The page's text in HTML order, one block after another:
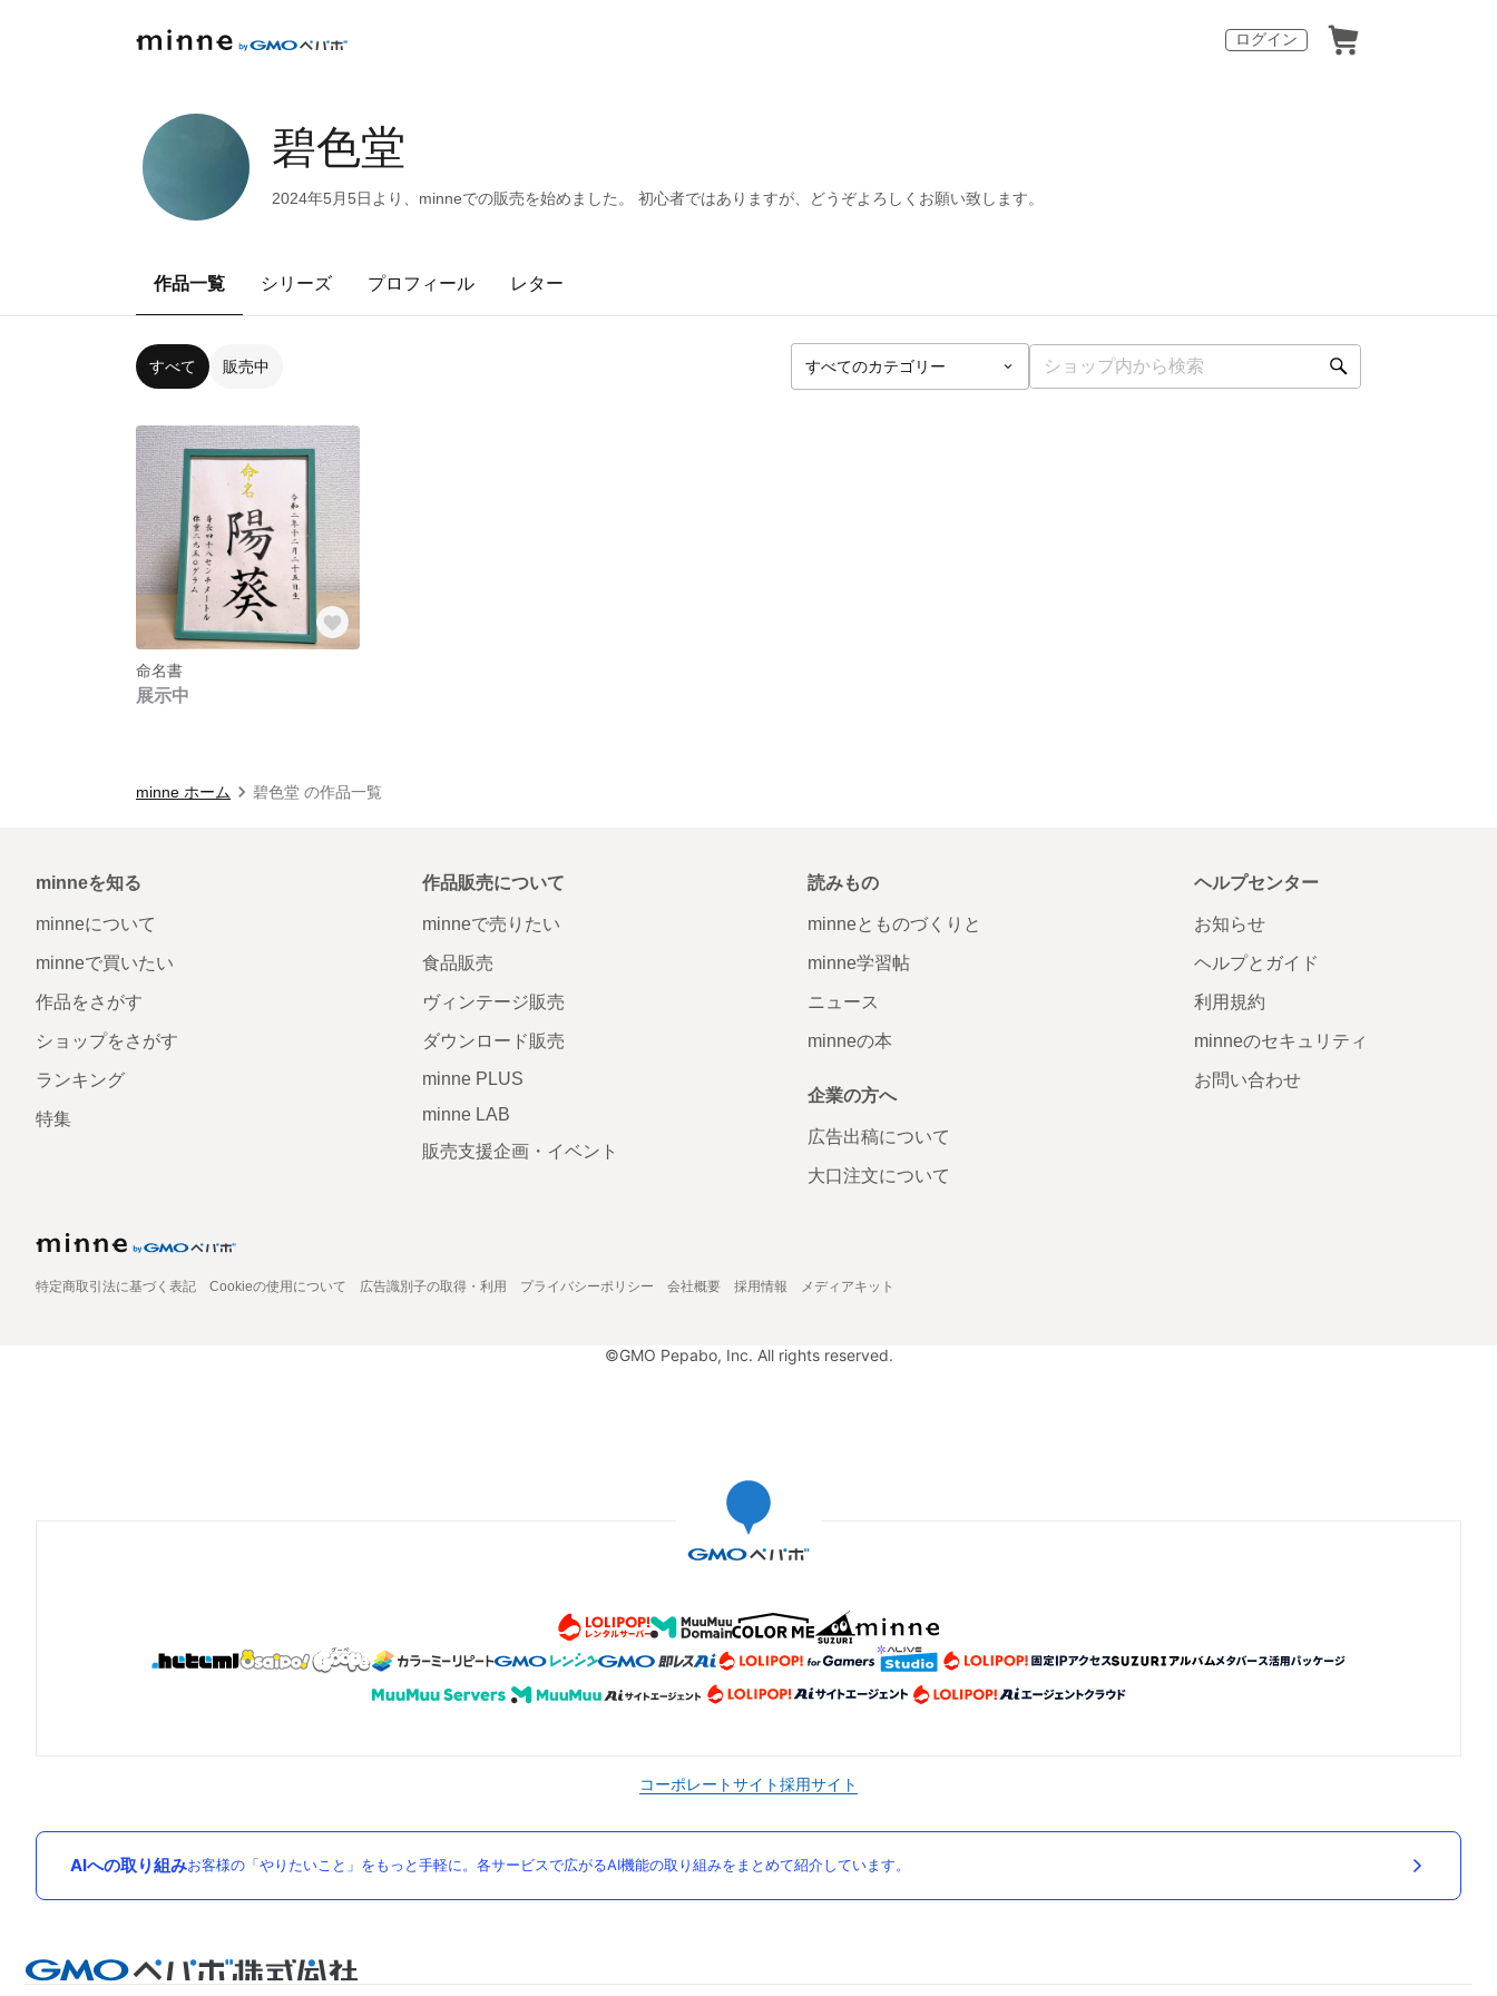
ログイン
碧色堂
2024年5月5日より、minneでの販売を始めました。 初心者ではありますが、どうぞよろしくお願い致します。
作品一覧 シリーズ プロフィール レター
すべて 販売中
命名書
展示中
minne ホーム 碧色堂 の作品一覧
minneを知る
minneについて
minneで買いたい
作品をさがす
ショップをさがす
ランキング
特集
作品販売について
minneで売りたい
食品販売
ヴィンテージ販売
ダウンロード販売
minne PLUS
minne LAB
販売支援企画・イベント
読みもの
minneとものづくりと
minne学習帖
ニュース
minneの本
企業の方へ
広告出稿について
大口注文について
ヘルプセンター
お知らせ
ヘルプとガイド
利用規約
minneのセキュリティ
お問い合わせ
特定商取引法に基づく表記 Cookieの使用について 広告識別子の取得・利用 プライバシーポリシー 会社概要 採用情報 メディアキット
©GMO Pepabo, Inc. All rights reserved.
コーポレートサイト採用サイト
AIへの取り組みお客様の「やりたいこと」をもっと手軽に。各サービスで広がるAI機能の取り組みをまとめて紹介しています。